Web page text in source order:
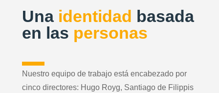
Una identidad
basada
en las personas
Nuestro equipo de trabajo está encabezado por
cinco directores: Hugo Royg, Santiago de Filippis